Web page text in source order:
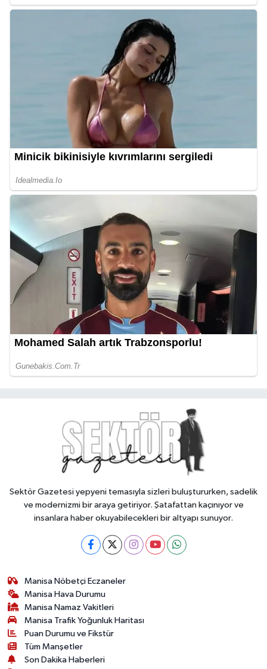
Sektör Gazetesi yepyeni temasıyla sizleri buluştururken, sadelik
ve modernizmi bir araya getiriyor. Şatafattan kaçınıyor ve
insanlara haber okuyabilecekleri bir altyapı sunuyor.
Manisa Nöbetçi Eczaneler
Manisa Hava Durumu
Manisa Namaz Vakitleri
Manisa Trafik Yoğunluk Haritası
Puan Durumu ve Fikstür
Tüm Manşetler
Son Dakika Haberleri